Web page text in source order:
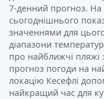
7-денний прогноз. На
сьогоднішнього
значеннями для
діапазони
про найближчі
прогноз погоди на
локацію Кесефлі
найкращий час для